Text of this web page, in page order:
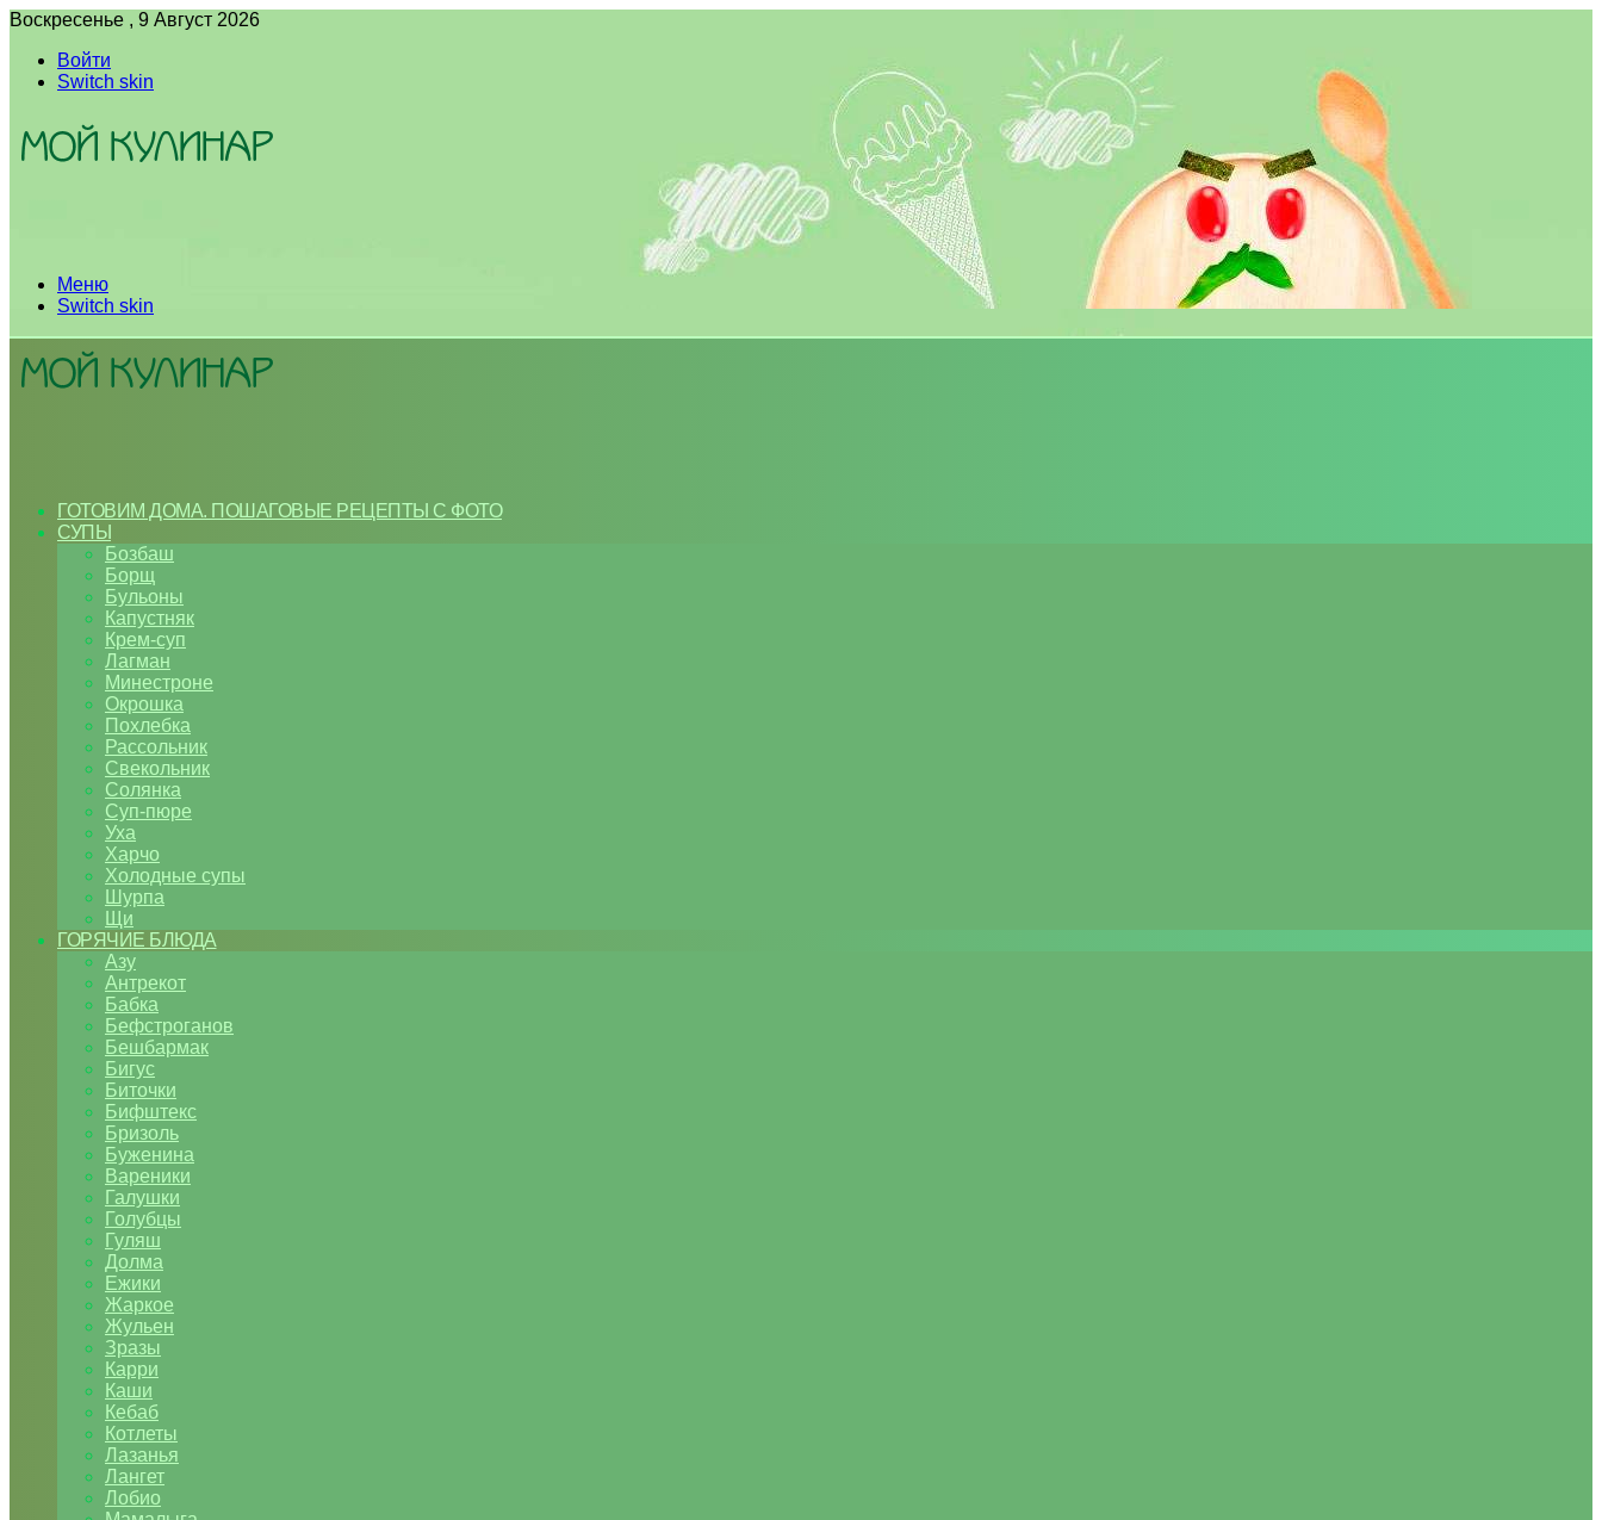
Воскресенье , 9 Август 2026
Войти
Switch skin
Меню
Switch skin
ГОТОВИМ ДОМА. ПОШАГОВЫЕ РЕЦЕПТЫ С ФОТО
СУПЫ
Бозбаш
Борщ
Бульоны
Капустняк
Крем-суп
Лагман
Минестроне
Окрошка
Похлебка
Рассольник
Свекольник
Солянка
Суп-пюре
Уха
Харчо
Холодные супы
Шурпа
Щи
ГОРЯЧИЕ БЛЮДА
Азу
Антрекот
Бабка
Бефстроганов
Бешбармак
Бигус
Биточки
Бифштекс
Бризоль
Буженина
Вареники
Галушки
Голубцы
Гуляш
Долма
Ежики
Жаркое
Жульен
Зразы
Карри
Каши
Кебаб
Котлеты
Лазанья
Лангет
Лобио